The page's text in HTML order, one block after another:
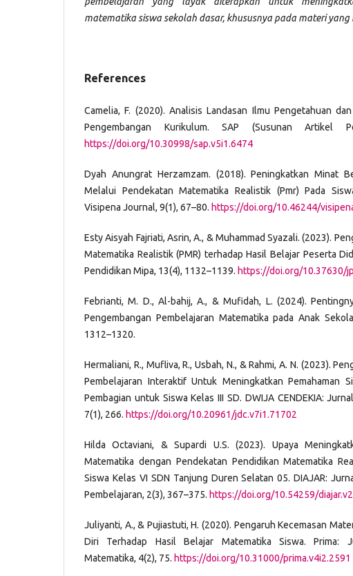
matematika siswa sekolah dasar, khususnya pada materi
References
Camelia, F. (2020). Analisis Landasan Ilmu Pengetahuan
Pengembangan Kurikulum. SAP (Susunan Artikel
https://doi.org/10.30998/sap.v5i1.6474
Dyah Anungrat Herzamzam. (2018). Peningkatkan Minat
Melalui Pendekatan Matematika Realistik (Pmr) Pada
Visipena Journal, 9(1), 67–80. https://doi.org/10.46244/
Esty Aisyah Fajriati, Asrin, A., & Muhammad Syazali. (2023).
Matematika Realistik (PMR) terhadap Hasil Belajar Peserta
Pendidikan Mipa, 13(4), 1132–1139. https://doi.org/10.37630/
Febrianti, M. D., Al-bahij, A., & Mufidah, L. (2024).
Pengembangan Pembelajaran Matematika pada Anak
1312–1320.
Hermaliani, R., Mufliva, R., Usbah, N., & Rahmi, A. N. (2023).
Pembelajaran Interaktif Untuk Meningkatkan Pemahaman
Pembagian untuk Siswa Kelas III SD. DWIJA CENDEKIA:
7(1), 266. https://doi.org/10.20961/jdc.v7i1.71702
Hilda Octaviani, & Supardi U.S. (2023). Upaya
Matematika dengan Pendekatan Pendidikan Matematika
Siswa Kelas VI SDN Tanjung Duren Selatan 05. DIAJAR:
Pembelajaran, 2(3), 367–375. https://doi.org/10.54259/
Juliyanti, A., & Pujiastuti, H. (2020). Pengaruh Kecemasan
Diri Terhadap Hasil Belajar Matematika Siswa. Prima:
Matematika, 4(2), 75. https://doi.org/10.31000/prima.v4i2.2591